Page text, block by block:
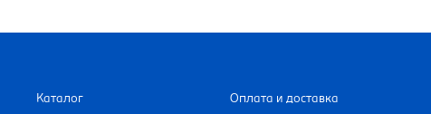
Каталог Оплата и доставка